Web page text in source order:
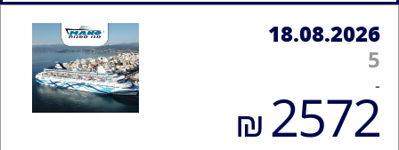
18.08.2026
5
-
₪ 2572